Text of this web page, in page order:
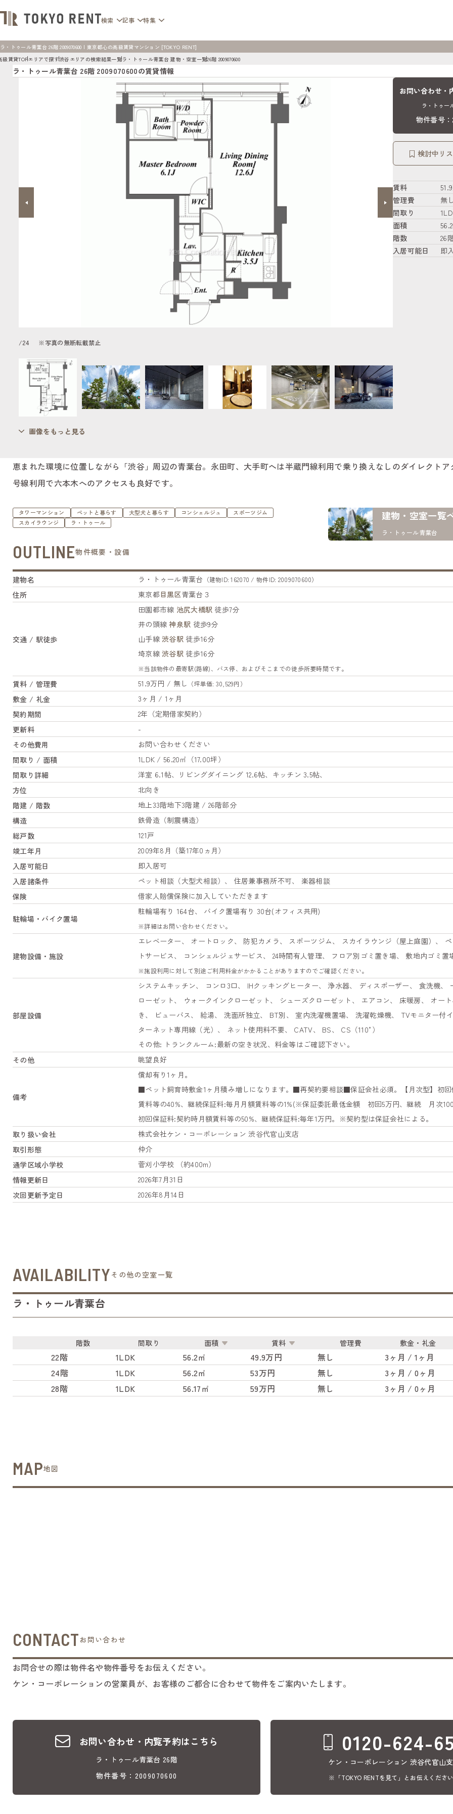
検索 記事 特集
ラ・トゥール青葉台 26階 2009070600 | 東京都心の高級賃貸マンション [TOKYO RENT]
級賃貸TOPエリアで探す渋谷エリアの検索結果一覧ラ・トゥール青葉台 建物・空室一覧26階 2009070600
ラ・トゥール青葉台 26階 2009070600の賃貸情報
/24 ※写真の無断転載禁止
画像をもっと見る
お問い合わせ・
ラ・トゥー
物件番号：
検討中リ
賃料
管理費
無し
間取り
面積
階数
26
入居可能日
即
恵まれた環境に位置しながら「渋谷」周辺の青葉台。永田町、大手町へは半蔵門線利用で乗り換えなしのダイレクトア
号線利用で六本木へのアクセスも良好です。
タワーマンション ペットと暮らす 大型犬と暮らす コンシェルジュ
スポーツジム
スカイラウンジ
ラ・トゥール
建物・空室一覧
ラ・トゥール青葉台
OUTLINE物件概要・設備
建物名 ラ・トゥール青葉台 （建物ID: 162070 / 物件ID: 2009070600）
住所 東京都目黒区青葉台３
交通 / 駅徒歩
田園都市線 池尻大橋駅 徒歩7分
井の頭線神泉駅 徒歩9分
山手線渋谷駅徒歩16分
埼京線渋谷駅徒歩16分
※当該物件の最寄駅(路線)、バス停、およびそこまでの徒歩所要時間です。
賃料 / 管理費 51.9万円 / 無し （坪単価: 30,529円）
敷金 / 礼金
3ヶ月 / 1ヶ月
契約期間
2年（定期借家契約）
更新料
-
その他費用
お問い合わせください
間取り / 面積
1LDK / 56.20㎡（17.00坪）
間取り詳細
洋室 6.1帖、リビングダイニング 12.6帖、キッチン 3.5帖、
方位
北向き
階建 / 階数
地上33階地下3階建 / 26階部分
構造
鉄骨造（制震構造）
総戸数
121戸
竣工年月
2009年8月（築17年0ヵ月）
入居可能日
即入居可
入居諸条件
ペット相談（大型犬相談）、 住居兼事務所不可、 楽器相談
保険
借家人賠償保険に加入していただきます
駐輪場・バイク置場
駐輪場有り 164台、 バイク置場有り 30台(オフィス共用)
※詳細はお問い合わせください。
建物設備・施設
エレベーター、 オートロック、 防犯カメラ、 スポーツジム、 スカイラウンジ（屋上庭園）、
トサービス、 コンシェルジェサービス、 24時間有人管理、 フロア別ゴミ置き場、 敷地内ゴミ置
※施設利用に対して別途ご利用料金がかかることがありますのでご確認ください。
部屋設備
システムキッチン、 コンロ3口、 IHクッキングヒーター、 浄水器、 ディスポーザー、 食洗機、
ローゼット、 ウォークインクローゼット、 シューズクローゼット、 エアコン、 床暖房、 オー
き、 ビューバス、 給湯、 洗面所独立、 BT別、 室内洗濯機置場、 洗濯乾燥機、 TVモニター付
ターネット専用線（光）、 ネット使用料不要、 CATV、 BS、 CS（110°）
その他: トランクルーム:最新の空き状況、料金等はご確認下さい。
その他
眺望良好
備考
償却有り1ヶ月。
■ペット飼育時敷金1ヶ月積み増しになります。■再契約要相談■保証会社必須。【月次型】初
賃料等の40%、継続保証料:毎月月額賃料等の1%(※保証委託最低金額 初回5万円、継続 月次
初回保証料:契約時月額賃料等の50%、継続保証料:毎年1万円。※契約型は保証会社による。
取り扱い会社
株式会社ケン・コーポレーション 渋谷代官山支店
取引形態
仲介
通学区域小学校
菅刈小学校 （約400m）
情報更新日
2026年7月31日
次回更新予定日
2026年8月14日
AVAILABILITY その他の空室一覧
ラ・トゥール青葉台
階数 間取り 面積 賃料 管理費 敷金・礼金
22階 1LDK 56.2㎡ 49.9万円 無し 3ヶ月 / 1ヶ月
24階 1LDK 56.2㎡ 53万円 無し 3ヶ月 / 0ヶ月
28階 1LDK 56.17㎡ 59万円 無し 3ヶ月 / 0ヶ月
MAP地図
CONTACT お問い合わせ
お問合せの際は物件名や物件番号をお伝えください。
ケン・コーポレーションの営業員が、お客様のご都合に合わせて物件をご案内いたします。
お問い合わせ・内覧予約はこちら
ラ・トゥール青葉台 26階
物件番号：2009070600
0120-624-
ケン・コーポレーション 渋谷代官山
※「TOKYO RENTを見て」とお伝えください